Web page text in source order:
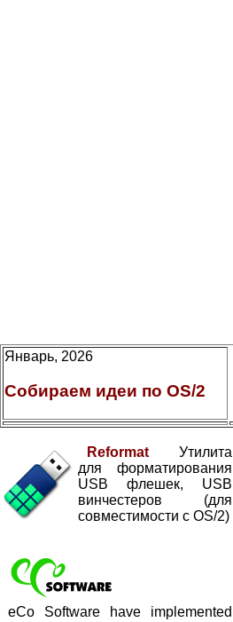
Январь, 2026
Собираем идеи по OS/2
Reformat Утилита
для форматирования
USB флешек, USB
винчестеров (для
совместимости с OS/2)
eCo Software have implemented